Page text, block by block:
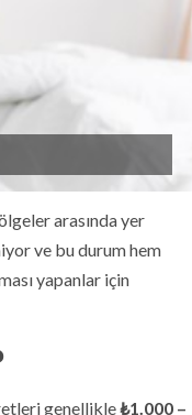
arasında yer
ve bu durum hem
yapanlar için
genellikle₺1.000 –